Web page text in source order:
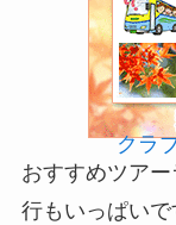
クラ
おすすめツア
行もいっぱい